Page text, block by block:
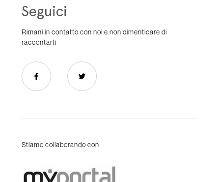
Seguici
Rimani in contatto con noi e non dimenticare di
raccontarti
Stiamo collaborando con